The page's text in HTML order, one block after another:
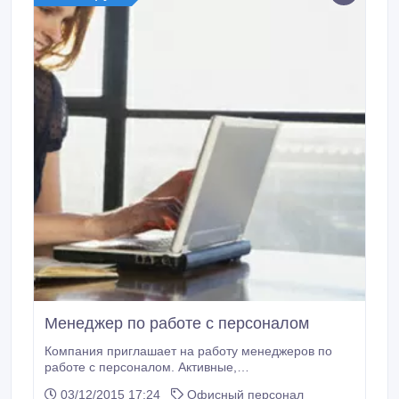
Менеджер по работе с персоналом
Компания приглашает на работу менеджеров по
работе с персоналом. Активные,
03/12/2015 17:24
Офисный персонал